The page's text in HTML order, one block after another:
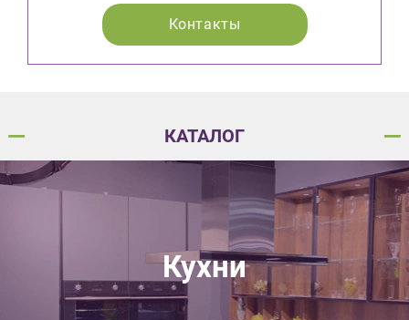
Контакты
КАТАЛОГ
Кухни